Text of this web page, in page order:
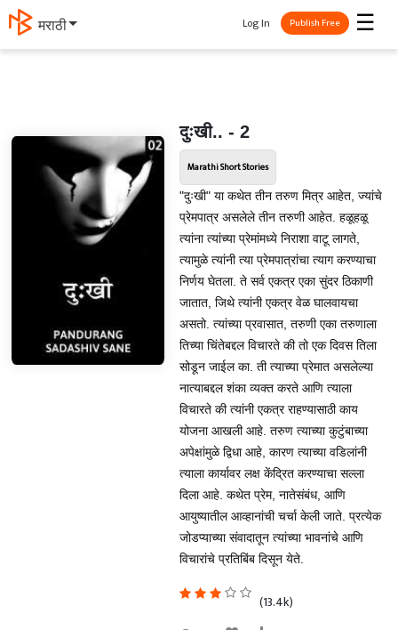
मराठी ☰
Log In Publish Free
दुःखी.. - 2
Marathi Short Stories
"दुःखी" या कथेत तीन तरुण मित्र आहेत, ज्यांचे
प्रेमपात्र असलेले तीन तरुणी आहेत. हळूहळू
त्यांना त्यांच्या प्रेमांमध्ये निराशा वाटू लागते,
त्यामुळे त्यांनी त्या प्रेमपात्रांचा त्याग करण्याचा
निर्णय घेतला. ते सर्व एकत्र एका सुंदर ठिकाणी
जातात, जिथे त्यांनी एकत्र वेळ घालवायचा
असतो. त्यांच्या प्रवासात, तरुणी एका तरुणाला
तिच्या चिंतेबद्दल विचारते की तो एक दिवस तिला
सोडून जाईल का. ती त्याच्या प्रेमात असलेल्या
नात्याबद्दल शंका व्यक्त करते आणि त्याला
विचारते की त्यांनी एकत्र राहण्यासाठी काय
योजना आखली आहे. तरुण त्याच्या कुटुंबाच्या
अपेक्षांमुळे द्विधा आहे, कारण त्याच्या वडिलांनी
त्याला कार्यावर लक्ष केंद्रित करण्याचा सल्ला
दिला आहे. कथेत प्रेम, नातेसंबंध, आणि
आयुष्यातील आव्हानांची चर्चा केली जाते. प्रत्येक
जोडप्याच्या संवादातून त्यांच्या भावनांचे आणि
विचारांचे प्रतिबिंब दिसून येते.
(13.4k)